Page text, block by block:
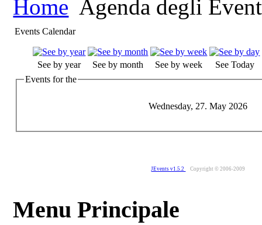
Home Agenda degli
Events Calendar
See by year See by month See by week
See Today
Events for the
Wednesday, 27. May 2026
JEvents v1.5.2 Copyright © 2006-2009
Menu Principale